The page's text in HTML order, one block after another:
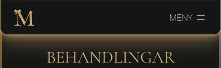
MENY
BEHANDLINGAR